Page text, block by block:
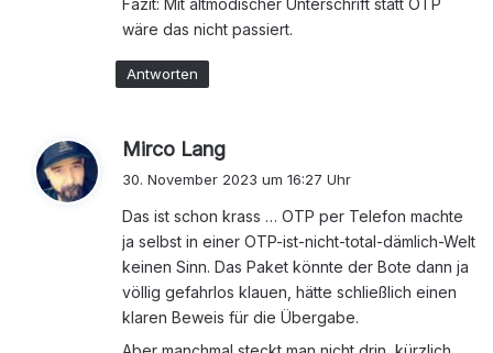
Fazit: Mit altmodischer Unterschrift statt OTP
wäre das nicht passiert.
Antworten
Mirco Lang
t
:
30. November 2023 um 16:27 Uhr
Das ist schon krass … OTP per Telefon machte
ja selbst in einer OTP-ist-nicht-total-dämlich-Welt
keinen Sinn. Das Paket könnte der Bote dann ja
völlig gefahrlos klauen, hätte schließlich einen
klaren Beweis für die Übergabe.